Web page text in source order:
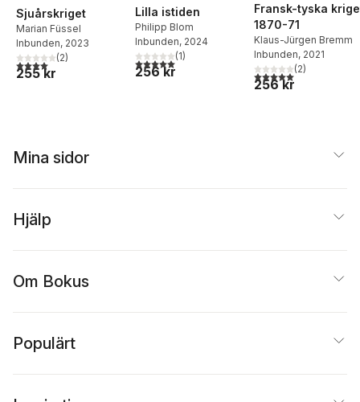
Sjuårskriget
Marian Füssel
Inbunden, 2023
4,0utav 5 stjärnor. Totalt antal röster:
(2)
255 kr
Lilla istiden
Philipp Blom
Inbunden, 2024
5,0utav 5 stjärnor. Totalt antal röster:
(1)
256 kr
Fransk-tyska
1870-71
Klaus-Jürgen Bremm
Inbunden, 2021
5,0utav 5 stjärnor.
(2)
256 kr
Mina sidor
Hjälp
Om Bokus
Populärt